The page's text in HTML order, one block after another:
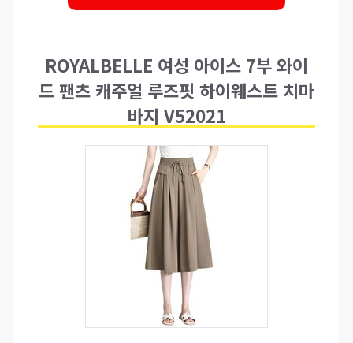
ROYALBELLE 여성 아이스 7부 와이
드 팬츠 캐주얼 루즈핏 하이웨스트 치마
바지 V52021